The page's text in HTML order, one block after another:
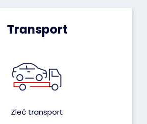
Transport
Zleć transport